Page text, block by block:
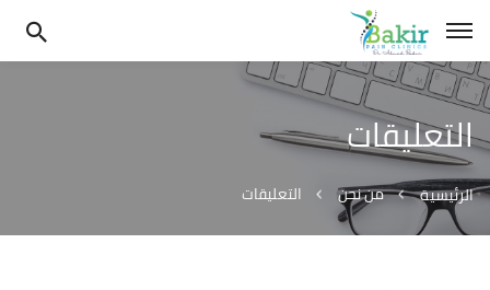
التعليقات
الرئيسية من نحن التعليقات